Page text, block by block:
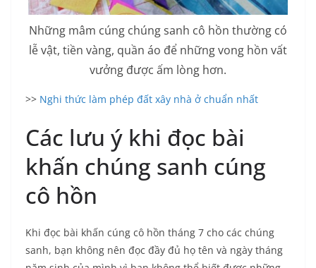
Những mâm cúng chúng sanh cô hồn thường có
lễ vật, tiền vàng, quần áo để những vong hồn vất
vưởng được ấm lòng hơn.
>> Nghi thức làm phép đất xây nhà ở chuẩn nhất
Các lưu ý khi đọc bài
khấn chúng sanh cúng
cô hồn
Khi đọc bài khấn cúng cô hồn tháng 7 cho các chúng
sanh, bạn không nên đọc đầy đủ họ tên và ngày tháng